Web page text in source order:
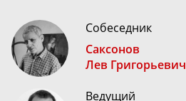
Собеседник
Саксонов
Лев Григорьевич
Ведущий